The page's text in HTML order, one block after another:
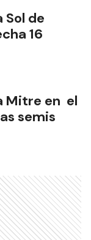
Sol de
16
Mitre en el
semis